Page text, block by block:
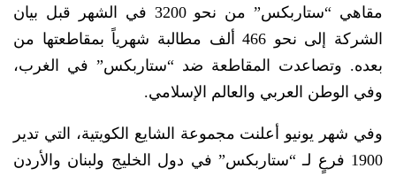
مقاهي “ستاربكس” من نحو 3200 في الشهر قبل بيان
الشركة إلى نحو 466 ألف مطالبة شهرياً بمقاطعتها من
بعده. وتصاعدت المقاطعة ضد “ستاربكس” في الغرب،
وفي الوطن العربي والعالم الإسلامي.
وفي شهر يونيو أعلنت مجموعة الشايع الكويتية، التي تدير
1900 فرعٍ لـ “ستاربكس” في دول الخليج ولبنان والأردن